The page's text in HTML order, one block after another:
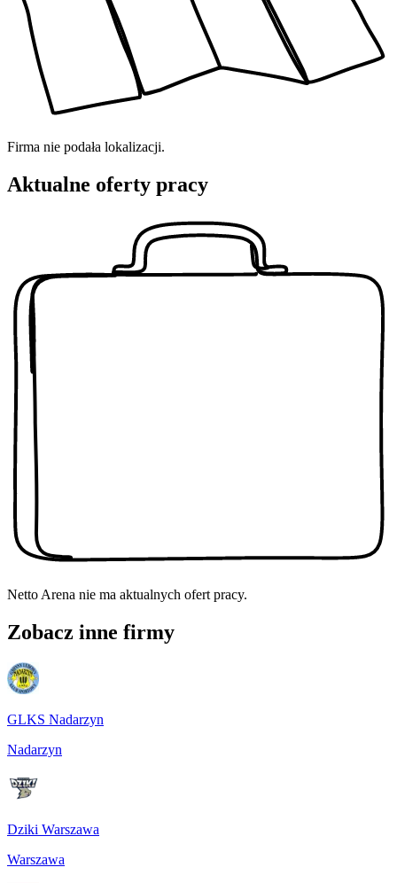
Firma nie podała lokalizacji.
Aktualne oferty pracy
Netto Arena nie ma aktualnych ofert pracy.
Zobacz inne firmy
GLKS Nadarzyn
Nadarzyn
Dziki Warszawa
Warszawa